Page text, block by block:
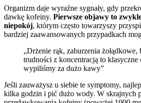
Organizm daje wyraźne sygnały, gdy
dawkę kofeiny. Pierwsze objawy to
niepokój, którym często towarzyszy
bardziej zaawansowanych przypadkach
„Drżenie rąk, zaburzenia żołądkowe,
trudności z koncentracją to klasyczne
wypiliśmy za dużo kawy”
Jeśli zauważysz u siebie te symptomy,
kilka godzin i pić dużo wody. W skrajnych